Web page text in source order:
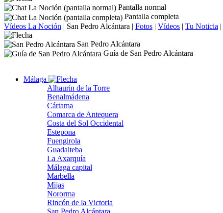
Pantalla normal
Pantalla completa
Vídeos La Noción | San Pedro Alcántara | Fotos | Vídeos | Tu Noticia |
San Pedro Alcántara
Guía de San Pedro Alcántara
Málaga
Alhaurín de la Torre
Benalmádena
Cártama
Comarca de Antequera
Costa del Sol Occidental
Estepona
Fuengirola
Guadalteba
La Axarquía
Málaga capital
Marbella
Mijas
Nororma
Rincón de la Victoria